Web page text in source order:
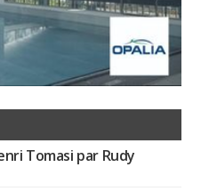
Tomasi par Rudy